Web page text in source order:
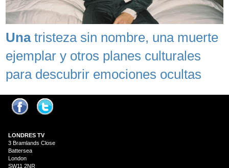
Unatristeza sin nombre, una muerte
ejemplar y otros planes culturales
para descubrir emociones ocultas
LONDRES TV
3 Bramlands Close
Battersea
London
SW11 2NR